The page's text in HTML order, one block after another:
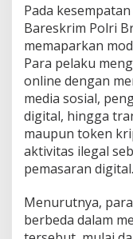
Pada
Bareskrim Polri
memaparkan
Para pelaku
online dengan
media sosial,
digital, hingga
maupun token
aktivitas ilegal
pemasaran digital.
Menurutnya,
berbeda dalam